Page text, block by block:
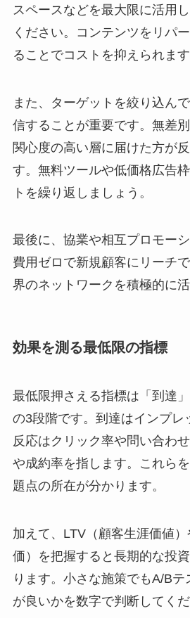
スペースなどを最大限に活用
ください。コンテンツをリパ
ることでコストを抑えられます
また、ターゲットを絞り込ん
信することが重要です。無差
関心度の高い層に届けた方が
す。無料ツールや低価格広告
トを繰り返しましょう。
最後に、協業や相互プロモー
費用ゼロで新規顧客にリーチ
界のネットワークを積極的に
効果を測る最低限の指標
最低限押さえる指標は「到達
の3段階です。到達はインプレ
反応はクリック率や問い合わ
や成約率を指します。これら
題点の所在が分かります。
加えて、LTV（顧客生涯価値
価）を把握すると長期的な投
ります。小さな施策でもA/Bテ
が良いかを数字で判断してくだ